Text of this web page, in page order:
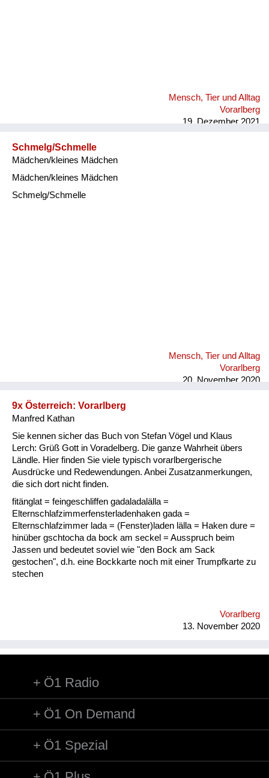
Mensch, Tier und Alltag
Vorarlberg
19. Dezember 2021
Schmelg/Schmelle
Mädchen/kleines Mädchen
Mädchen/kleines Mädchen
Schmelg/Schmelle
Mensch, Tier und Alltag
Vorarlberg
20. November 2020
9x Österreich: Vorarlberg
Manfred Kathan
Sie kennen sicher das Buch von Stefan Vögel und Klaus
Lerch: Grüß Gott in Voradelberg. Die ganze Wahrheit übers
Ländle. Hier finden Sie viele typisch vorarlbergerische
Ausdrücke und Redewendungen. Anbei Zusatzanmerkungen,
die sich dort nicht finden.
fitänglat = feingeschliffen gadaladalälla =
Elternschlafzimmerfensterladenhaken gada =
Elternschlafzimmer lada = (Fenster)laden lälla = Haken dure =
hinüber gschtocha da bock am seckel = Ausspruch beim
Jassen und bedeutet soviel wie "den Bock am Sack
gestochen", d.h. eine Bockkarte noch mit einer Trumpfkarte zu
stechen
Vorarlberg
13. November 2020
Ö1 Radio
Ö1 On Demand
Ö1 Spezial